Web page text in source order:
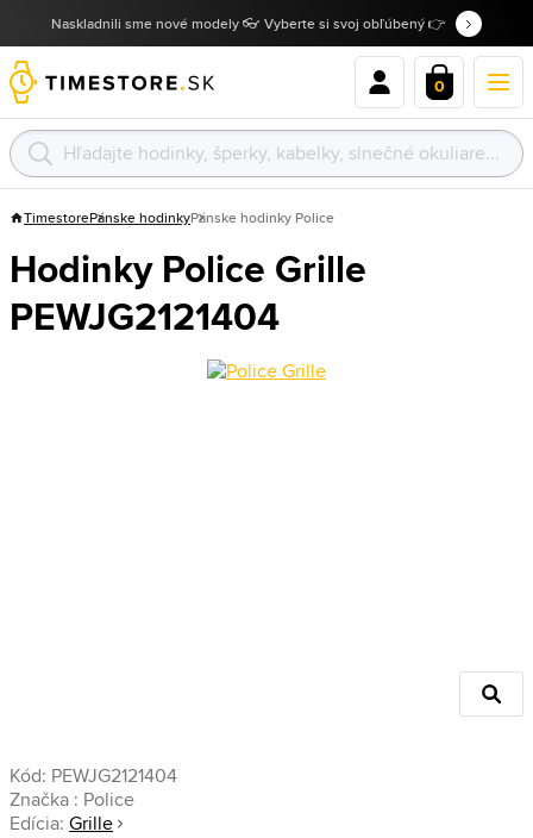
Naskladnili sme nové modely 👓 Vyberte si svoj obľúbený 👉
0
TimestorePánske hodinkyPánske hodinky Police
Hodinky Police Grille
PEWJG2121404
Kód: PEWJG2121404
Značka : Police
Edícia: Grille